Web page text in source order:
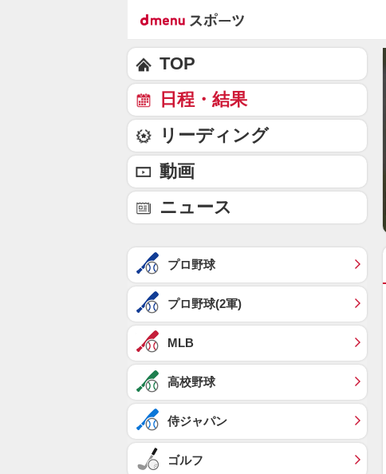
TOP
日程・結果
リーディング
動画
ニュース
プロ野球
プロ野球(2軍)
MLB
高校野球
侍ジャパン
ゴルフ